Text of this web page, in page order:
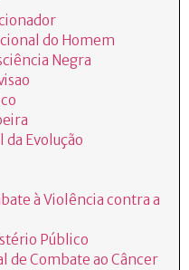
do Homem
Negra
da Evolução
à Violência contra a
Público
de Combate ao Câncer